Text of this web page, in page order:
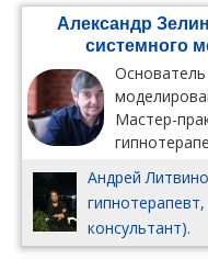
Александр
системного
Мастер-
Андрей
консультант).